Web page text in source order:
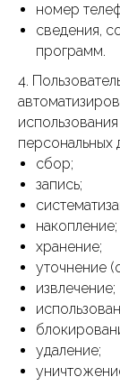
номер
сведения,
программ.
4.
персональных
сбор;
запись;
накопление;
хранение;
уточнение
извлечение;
удаление;